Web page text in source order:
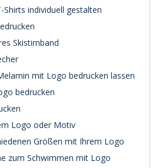
individuell gestalten
Skistirnband
mit Logo bedrucken lassen
bedrucken
Logo oder Motiv
Größen mit Ihrem Logo
zum Schwimmen mit Logo